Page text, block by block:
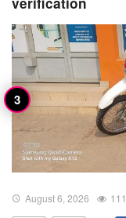
August 6, 2026 111